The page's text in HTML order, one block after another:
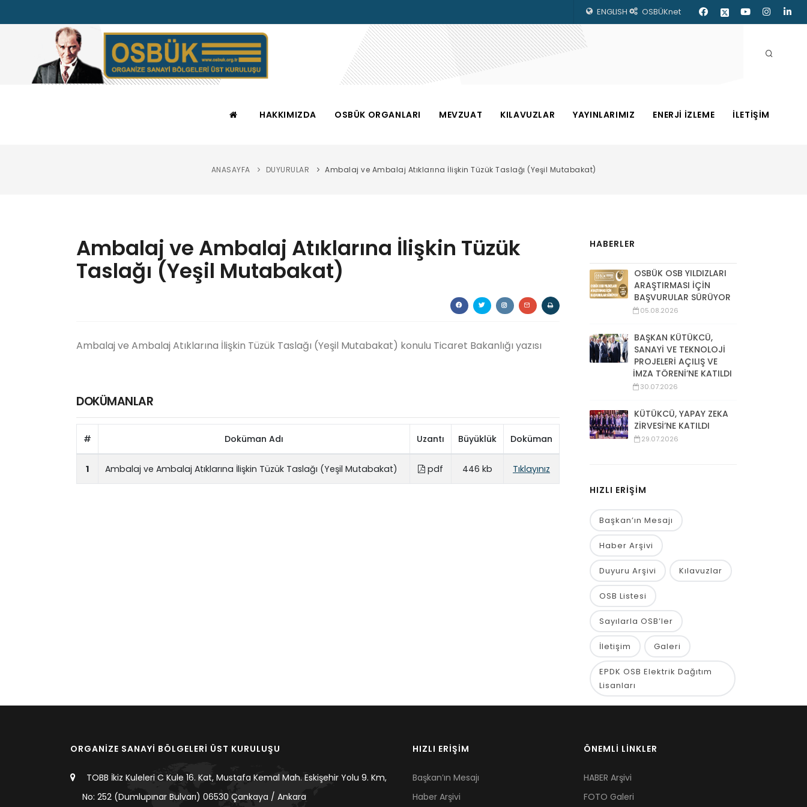
ENGLISH OSBÜKnet
HAKKIMIZDA OSBÜK ORGANLARI MEVZUAT KILAVUZLAR YAYINLARIMIZ ENERJİ İZLEME İLETİŞİM
ANASAYFA DUYURULAR Ambalaj ve Ambalaj Atıklarına İlişkin Tüzük Taslağı (Yeşil Mutabakat)
Ambalaj ve Ambalaj Atıklarına İlişkin Tüzük
Taslağı (Yeşil Mutabakat)
Ambalaj ve Ambalaj Atıklarına İlişkin Tüzük Taslağı (Yeşil Mutabakat) konulu Ticaret Bakanlığı yazısı
DOKÜMANLAR
# Doküman Adı Uzantı Büyüklük Doküman
1 Ambalaj ve Ambalaj Atıklarına İlişkin Tüzük Taslağı (Yeşil Mutabakat) pdf 446 kb Tıklayınız
HABERLER
OSBÜK OSB YILDIZLARI
ARAŞTIRMASI İÇİN
BAŞVURULAR SÜRÜYOR
05.08.2026
BAŞKAN KÜTÜKCÜ,
SANAYİ VE TEKNOLOJİ
PROJELERİ AÇILIŞ VE
İMZA TÖRENİ’NE KATILDI
30.07.2026
KÜTÜKCÜ, YAPAY ZEKA
ZİRVESİ’NE KATILDI
29.07.2026
HIZLI ERİŞİM
Başkan’ın Mesajı
Haber Arşivi
Duyuru Arşivi Kılavuzlar
OSB Listesi
Sayılarla OSB’ler
İletişim Galeri
EPDK OSB Elektrik Dağıtım
Lisanları
ORGANİZE SANAYİ BÖLGELERİ ÜST KURULUŞU
TOBB İkiz Kuleleri C Kule 16. Kat, Mustafa Kemal Mah. Eskişehir Yolu 9. Km,
No: 252 (Dumlupınar Bulvarı) 06530 Çankaya / Ankara
HIZLI ERİŞİM
Başkan’ın Mesajı
Haber Arşivi
ÖNEMLİ LİNKLER
HABER Arşivi
FOTO Galeri